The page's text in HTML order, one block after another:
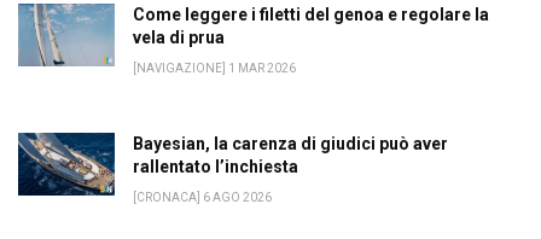
Come leggere i filetti del genoa e regolare la
vela di prua
[NAVIGAZIONE] 1 MAR 2026
Bayesian, la carenza di giudici può aver
rallentato l’inchiesta
[CRONACA] 6 AGO 2026